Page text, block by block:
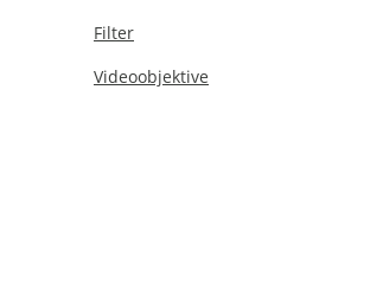
Filter
Videoobjektive